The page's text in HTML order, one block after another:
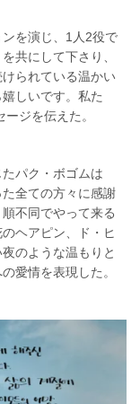
を演じ、1人2役で
共にして下さり、
られている温かい
しいです。私た
ジを伝えた。
パク・ボゴムは
た全ての方々に感謝
不同でやって来る
ヘアピン、ド・ヒ
のような温もりと
愛情を表現した。